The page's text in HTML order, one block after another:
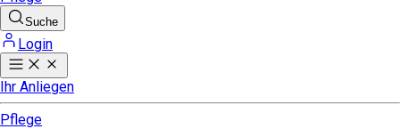
Suche
Login
Ihr Anliegen
Pflege